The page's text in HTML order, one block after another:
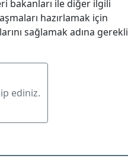
bakanları ile diğer ilgili
hazırlamak için
sağlamak adına gerekli
ediniz.